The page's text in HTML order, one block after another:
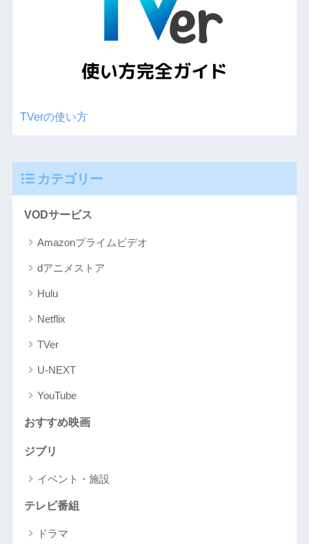
TVerの使い方
カテゴリー
VODサービス
Amazonプライムビデオ
dアニメストア
Hulu
Netflix
TVer
U-NEXT
YouTube
おすすめ映画
ジブリ
イベント・施設
テレビ番組
ドラマ